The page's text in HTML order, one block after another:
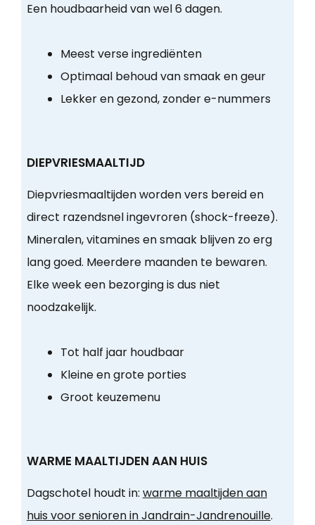
Een houdbaarheid van wel 6 dagen.
Meest verse ingrediënten
Optimaal behoud van smaak en geur
Lekker en gezond, zonder e-nummers
DIEPVRIESMAALTIJD
Diepvriesmaaltijden worden vers bereid en
direct razendsnel ingevroren (shock-freeze).
Mineralen, vitamines en smaak blijven zo erg
lang goed. Meerdere maanden te bewaren.
Elke week een bezorging is dus niet
noodzakelijk.
Tot half jaar houdbaar
Kleine en grote porties
Groot keuzemenu
WARME MAALTIJDEN AAN HUIS
Dagschotel houdt in: warme maaltijden aan
huis voor senioren in Jandrain-Jandrenouille.